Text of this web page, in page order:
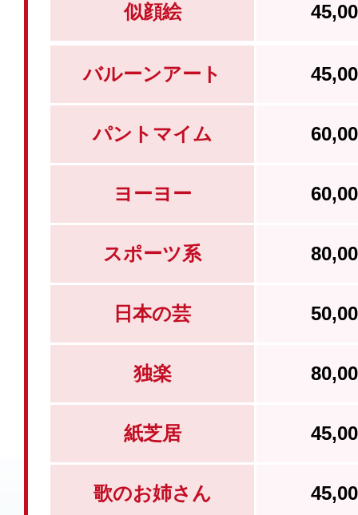
似顔絵
バルーンアート
パントマイム
ヨーヨー
スポーツ系
日本の芸
独楽
紙芝居
歌のお姉さん